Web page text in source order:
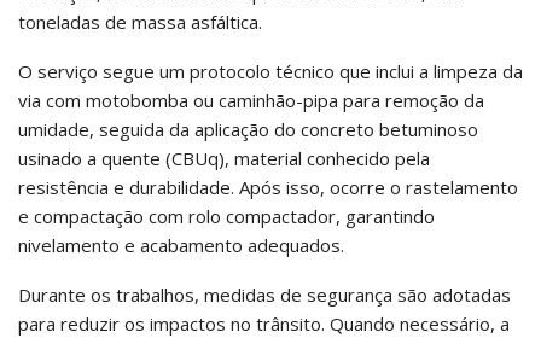
toneladas de massa asfáltica.
O serviço segue um protocolo técnico que inclui a limpeza da
via com motobomba ou caminhão-pipa para remoção da
umidade, seguida da aplicação do concreto betuminoso
usinado a quente (CBUq), material conhecido pela
resistência e durabilidade. Após isso, ocorre o rastelamento
e compactação com rolo compactador, garantindo
nivelamento e acabamento adequados.
Durante os trabalhos, medidas de segurança são adotadas
para reduzir os impactos no trânsito. Quando necessário, a